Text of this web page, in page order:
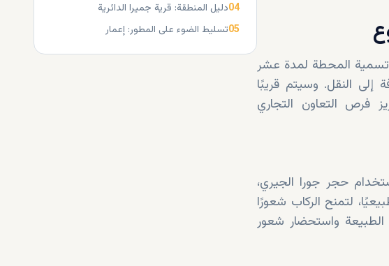
تسمية المحطة لمدة عشر
إلى النقل. وسيتم قريبًا
فرص التعاون التجاري
حجر جورا الجيري،
لتمنح الركاب شعورًا
واستحضار شعور
04دليل المنطقة: قرية جميرا الدائرية
05تسليط الضوء على المطور: إعمار